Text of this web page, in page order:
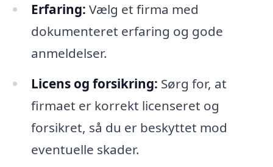
Erfaring: Vælg et firma med
dokumenteret erfaring og gode
anmeldelser.
Licens og forsikring: Sørg for, at
firmaet er korrekt licenseret og
forsikret, så du er beskyttet mod
eventuelle skader.